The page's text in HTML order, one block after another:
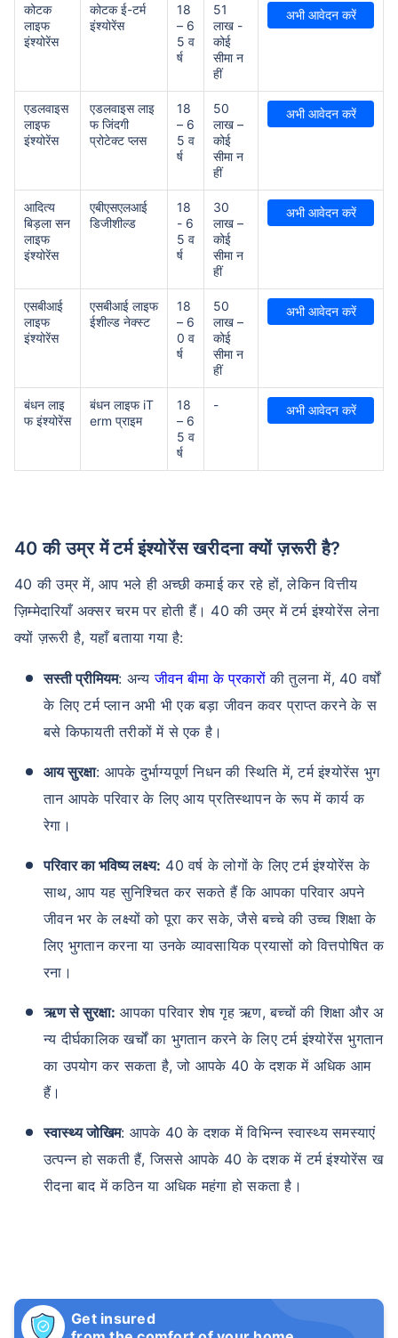
कोटक
लाइफ
इंश्योरेंस
कोटक ई-टर्म
इंश्योरेंस
18
– 6
5 व
र्ष
51
लाख -
कोई
सीमा न
हीं
अभी आवेदन करें
एडलवाइस
लाइफ
इंश्योरेंस
एडलवाइस लाइ
फ जिंदगी
प्रोटेक्ट प्लस
18
– 6
5 व
र्ष
50
लाख –
कोई
सीमा न
हीं
अभी आवेदन करें
आदित्य
बिड़ला सन
लाइफ
इंश्योरेंस
एबीएसएलआई
डिजीशील्ड
18
- 6
5 व
र्ष
30
लाख –
कोई
सीमा न
हीं
अभी आवेदन करें
एसबीआई
लाइफ
इंश्योरेंस
एसबीआई लाइफ
ईशील्ड नेक्स्ट
18
– 6
0 व
र्ष
50
लाख –
कोई
सीमा न
हीं
अभी आवेदन करें
बंधन लाइ
फ इंश्योरेंस
बंधन लाइफ iT
erm प्राइम
18
– 6
5 व
र्ष
- अभी आवेदन करें
40 की उम्र में टर्म इंश्योरेंस खरीदना क्यों ज़रूरी है?
40 की उम्र में, आप भले ही अच्छी कमाई कर रहे हों, लेकिन वित्तीय
ज़िम्मेदारियाँ अक्सर चरम पर होती हैं। 40 की उम्र में टर्म इंश्योरेंस लेना
क्यों ज़रूरी है, यहाँ बताया गया है:
सस्ती प्रीमियम: अन्यजीवन बीमा के प्रकारोंकी तुलना में, 40 वर्षों
के लिए टर्म प्लान अभी भी एक बड़ा जीवन कवर प्राप्त करने के स
बसे किफायती तरीकों में से एक है।
आय सुरक्षा: आपके दुर्भाग्यपूर्ण निधन की स्थिति में, टर्म इंश्योरेंस भुग
तान आपके परिवार के लिए आय प्रतिस्थापन के रूप में कार्य क
रेगा।
परिवार का भविष्य लक्ष्य: 40 वर्ष के लोगों के लिए टर्म इंश्योरेंस के
साथ, आप यह सुनिश्चित कर सकते हैं कि आपका परिवार अपने
जीवन भर के लक्ष्यों को पूरा कर सके, जैसे बच्चे की उच्च शिक्षा के
लिए भुगतान करना या उनके व्यावसायिक प्रयासों को वित्तपोषित क
रना।
ऋण से सुरक्षा: आपका परिवार शेष गृह ऋण, बच्चों की शिक्षा और अ
न्य दीर्घकालिक खर्चों का भुगतान करने के लिए टर्म इंश्योरेंस भुगतान
का उपयोग कर सकता है, जो आपके 40 के दशक में अधिक आम
हैं।
स्वास्थ्य जोखिम: आपके 40 के दशक में विभिन्न स्वास्थ्य समस्याएं
उत्पन्न हो सकती हैं, जिससे आपके 40 के दशक में टर्म इंश्योरेंस ख
रीदना बाद में कठिन या अधिक महंगा हो सकता है।
Get insured